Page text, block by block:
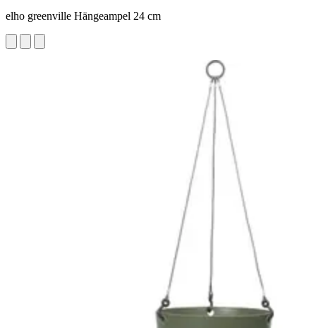
elho greenville Hängeampel 24 cm